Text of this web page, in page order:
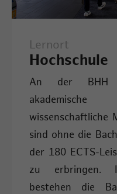
Lernort
Hochschule
An der BHH
akademische
wissenschaftliche
sind ohne die
der 180 ECTS-
zu erbringen.
bestehen die